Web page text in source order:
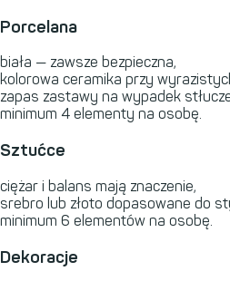
Porcelana
biała — zawsze bezpieczna,
kolorowa ceramika przy
zapas zastawy na wypadek
minimum 4 elementy na osobę.
Sztućce
ciężar i balans mają znaczenie,
srebro lub złoto dopasowane do
minimum 6 elementów na osobę.
Dekoracje